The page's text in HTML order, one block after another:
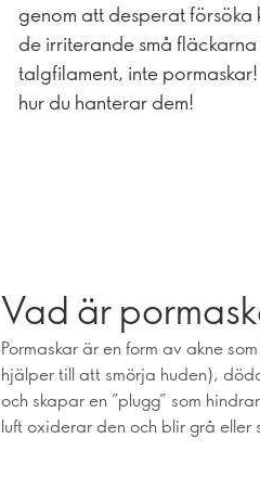
genom att desperat försöka
de irriterande små
talgfilament, inte
hur du hanterar dem!
Vad är
Pormaskar är en form av akne
hjälper till att smörja huden),
och skapar en ”plugg” som
luft oxiderar den och blir grå eller